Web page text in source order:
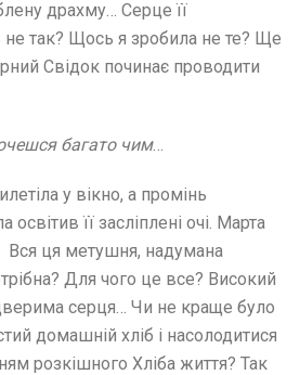
драхму… Серце її
так? Щось я зробила не те? Ще
Свідок починає проводити
багато чим…
у вікно, а промінь
її засліплені очі. Марта
Вся ця метушня, надумана
Для чого це все? Високий
серця… Чи не краще було
домашній хліб і насолодитися
розкішного Хліба життя? Так